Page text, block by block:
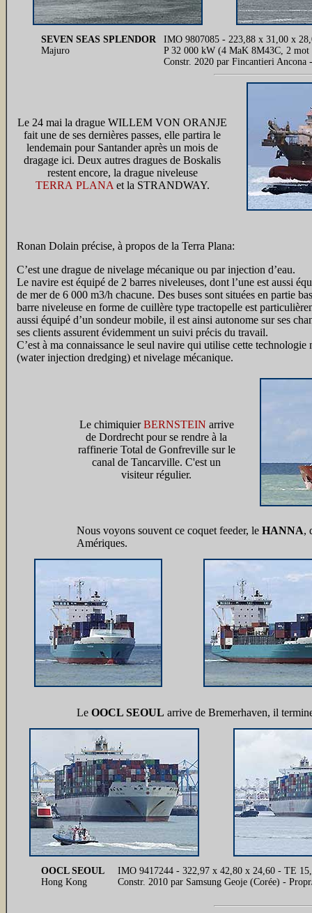
SEVEN SEAS SPLENDOR
Majuro
IMO 9807085 - 223,88 x 31,00 x
P 32 000 kW (4 MaK 8M43C, 2 mot
Constr. 2020 par Fincantieri Ancona
Le 24 mai la drague WILLEM VON ORANJE
fait une de ses dernières passes, elle partira le
lendemain pour Santander après un mois de
dragage ici. Deux autres dragues de Boskalis
restent encore, la drague niveleuse
TERRA PLANA et la STRANDWAY.
Ronan Dolain précise, à propos de la Terra Plana:
C’est une drague de nivelage mécanique ou par injection d’eau.
Le navire est équipé de 2 barres niveleuses, dont l’une est aussi
de mer de 6 000 m3/h chacune. Des buses sont situées en partie
barre niveleuse en forme de cuillère type tractopelle est
aussi équipé d’un sondeur mobile, il est ainsi autonome sur ses
ses clients assurent évidemment un suivi précis du travail.
C’est à ma connaissance le seul navire qui utilise cette
(water injection dredging) et nivelage mécanique.
Le chimiquierBERNSTEIN arrive
de Dordrecht pour se rendre à la
raffinerie Total de Gonfreville sur le
canal de Tancarville. C'est un
visiteur régulier.
Nous voyons souvent ce coquet feeder, le HANNA,
Amériques.
Le OOCL SEOUL arrive de Bremerhaven, il
OOCL SEOUL
Hong Kong
IMO 9417244 - 322,97 x 42,80 x 24,60 - TE
Constr. 2010 par Samsung Geoje (Corée) -